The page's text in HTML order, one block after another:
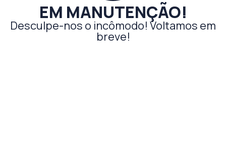
EM MANUTENÇÃO!
Desculpe-nos o incômodo! Voltamos em
breve!